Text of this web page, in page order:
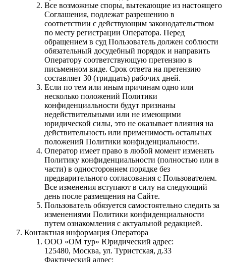
Все возможные споры, вытекающие из настоящего
Соглашения, подлежат разрешению в
соответствии с действующим законодательством
по месту регистрации Оператора. Перед
обращением в суд Пользователь должен соблюсти
обязательный досудебный порядок и направить
Оператору соответствующую претензию в
письменном виде. Срок ответа на претензию
составляет 30 (тридцать) рабочих дней.
Если по тем или иным причинам одно или
несколько положений Политики
конфиденциальности будут признаны
недействительными или не имеющими
юридической силы, это не оказывает влияния на
действительность или применимость остальных
положений Политики конфиденциальности.
Оператор имеет право в любой момент изменять
Политику конфиденциальности (полностью или в
части) в одностороннем порядке без
предварительного согласования с Пользователем.
Все изменения вступают в силу на следующий
день после размещения на Сайте.
Пользователь обязуется самостоятельно следить за
изменениями Политики конфиденциальности
путем ознакомления с актуальной редакцией.
Контактная информация Оператора
ООО «ОМ тур» Юридический адрес:
125480, Москва, ул. Туристская, д.33
Фактический адрес: